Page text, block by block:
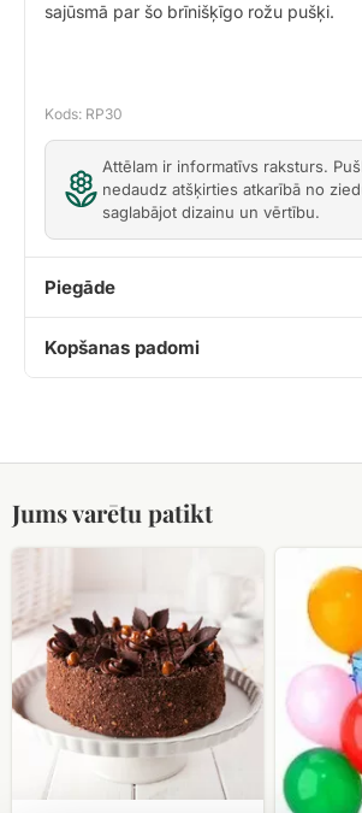
sajūsmā par šo brīnišķīgo rožu pušķi.
Kods: RP30
Attēlam ir informatīvs raksturs.
nedaudz atšķirties atkarībā no
saglabājot dizainu un vērtību.
Piegāde
Kopšanas padomi
Jums varētu patikt
Cielaviņa
ar
lazdu
riekstiem
Hēlija
baloni